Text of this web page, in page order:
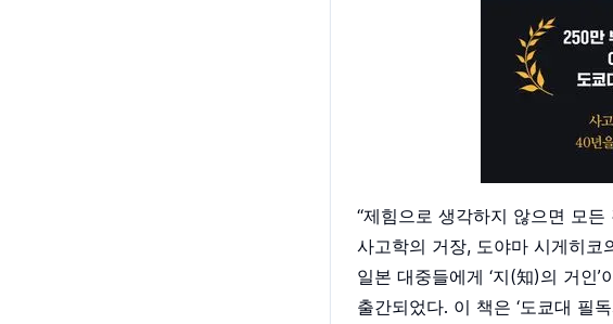
“제힘으로 생각하지 않으면 모든
사고학의 거장, 도야마 시게히
일본 대중들에게 ‘지(知)의 거인
출간되었다. 이 책은 ‘도쿄대 필